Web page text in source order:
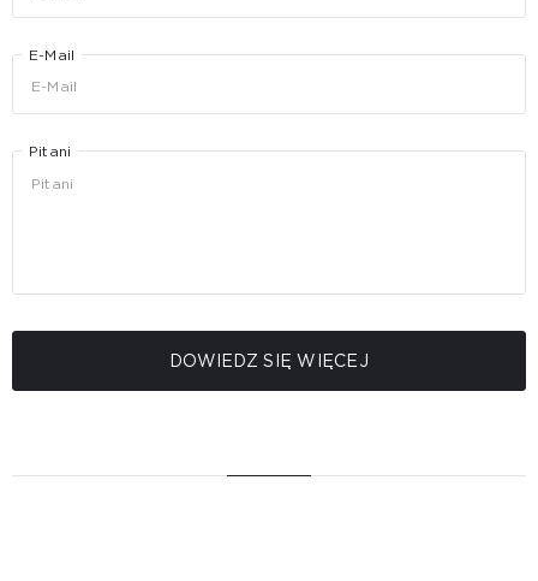
E-Mail
Pitani
DOWIEDZ SIĘ WIĘCEJ